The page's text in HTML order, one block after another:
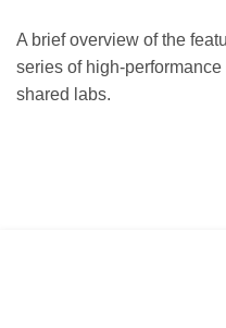
A brief overview of the
series of high-
shared labs.